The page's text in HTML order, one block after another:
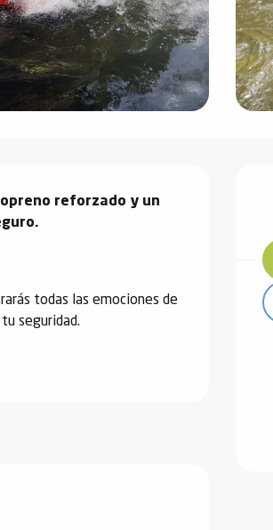
reforzado y un
todas las emociones de
seguridad.